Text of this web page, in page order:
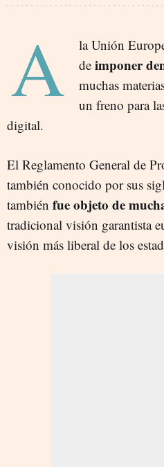
A
la Unión
de imponer
muchas
un freno para
digital.
El Reglamento General de
también conocido por sus
también fue objeto de
tradicional visión garantista
visión más liberal de los